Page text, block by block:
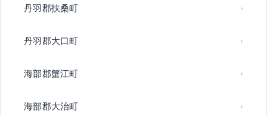
丹羽郡扶桑町
丹羽郡大口町
海部郡蟹江町
海部郡大治町